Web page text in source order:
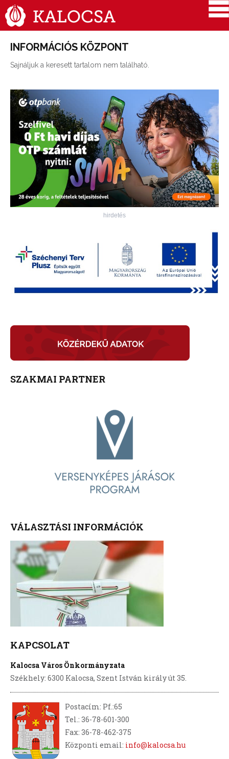
INFORMÁCIÓS KÖZPONT
Sajnáljuk a keresett tartalom nem található.
hirdetés
SZAKMAI PARTNER
VÁLASZTÁSI INFORMÁCIÓK
KAPCSOLAT
Kalocsa Város Önkormányzata
Székhely: 6300 Kalocsa, Szent István király út 35.
Postacím: Pf.:65
Tel.: 36-78-601-300
Fax: 36-78-462-375
Központi email: info@kalocsa.hu